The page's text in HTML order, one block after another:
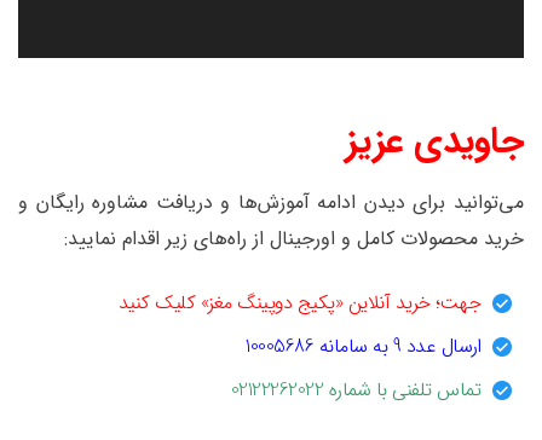
جاویدی عزیز
می‌توانید برای دیدن ادامه آموزش‌ها و دریافت مشاوره رایگان و
خرید محصولات کامل و اورجینال از راه‌های زیر اقدام نمایید:
جهت؛ خرید آنلاین «پکیج دوپینگ مغز» کلیک کنید
ارسال عدد 9 به سامانه 10005686
تماس تلفنی با شماره 02122262022